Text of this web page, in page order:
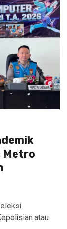
Metro
atau